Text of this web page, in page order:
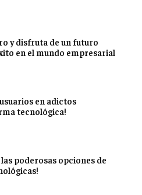
y disfruta de un futuro
en el mundo empresarial
en adictos
tecnológica!
poderosas opciones de